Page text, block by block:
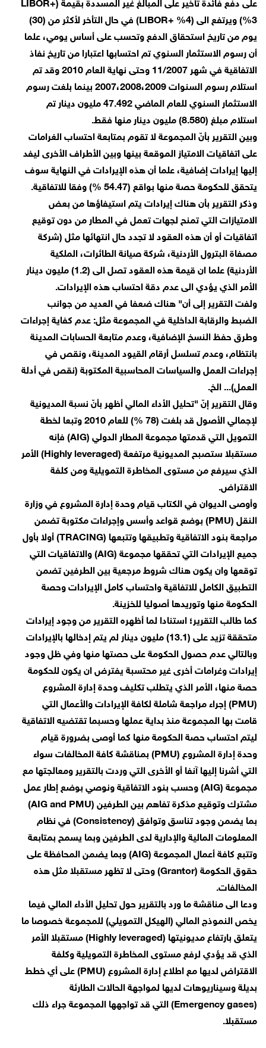
%3) ويرتفع الى (LIBOR+ %4) في حال التأخر لأكثر من (30)
يوم من تاريخ استحقاق الدفع وتحسب على أساس يومي، علما
أن رسوم الاستثمار السنوي تم احتسابها اعتبارا من تاريخ نفاذ
الاتفاقية في شهر 11/2007 وحتى نهاية العام 2010 وقد تم
استلام رسوم السنوات 2007،2008،2009 بينما بلغت رسوم
الاستثمار السنوي للعام الماضي 47.492 مليون دينار تم
استلام مبلغ (8.580) مليون دينار منها فقط.
وبين التقرير بأنّ المجموعة لا تقوم بمتابعة احتساب الغرامات
على اتفاقيات الامتياز الموقعة بينها وبين الأطراف الأخرى ليفد
إليها إيرادات إضافية، علما أن هذه الإيرادات في النهاية سوف
يتحقق للحكومة حصة منها بواقع (54.47 %) وفقا للاتفاقية.
وذكر التقرير بأن هناك إيرادات يتم استيفاؤها من بعض
الامتيازات التي تمنح لجهات تعمل في المطار من دون توقيع
اتفاقيات أو أن هذه العقود لا تجدد حال انتهائها مثل (شركة
مصفاة البترول الأردنية، شركة صيانة الطائرات، الملكية
الأردنية) علما ان قيمة هذه العقود تصل الى (1.2) مليون دينار
الأمر الذي يؤدي الى عدم دقة احتساب هذه الإيرادات.
ولفت التقرير إلى أن" هناك ضعفا في العديد من جوانب
الضبط والرقابة الداخلية في المجموعة مثل: عدم كفاية إجراءات
وطرق حفظ النسخ الإضافية، وعدم متابعة الحسابات المدينة
بانتظام، وعدم تسلسل أرقام القيود المدينة، ونقص في
إجراءات العمل والسياسات المحاسبية المكتوبة (نقص في أدلة
العمل)... الخ.
وقال التقرير إنّ "تحليل الأداء المالي أظهر بأنّ نسبة المديونية
لإجمالي الأصول قد بلغت (78 %) للعام 2010 وتبعا لخطة
التمويل التي قدمتها مجموعة المطار الدولي (AIG) فإنه
مستقبلا ستصبح المديونية مرتفعة (Highly leveraged) الأمر
الذي سيرفع من مستوى المخاطرة التمويلية ومن كلفة
الاقتراض.
وأوصى الديوان في الكتاب قيام وحدة إدارة المشروع في وزارة
النقل (PMU) بوضع قواعد وأسس وإجراءات مكتوبة تضمن
مراجعة بنود الاتفاقية وتطبيقها وتتبعها (TRACING) أولا بأول
جميع الإيرادات التي تحققها مجموعة (AIG) والاتفاقيات التي
توقعها وان يكون هناك شروط مرجعية بين الطرفين تضمن
التطبيق الكامل للاتفاقية واحتساب كامل الإيرادات وحصة
الحكومة منها وتوريدها أصوليا للخزينة.
كما طالب التقرير؛ استنادا لما أظهره التقرير من وجود إيرادات
متحققة تزيد على (13.1) مليون دينار لم يتم إدخالها بالإيرادات
وبالتالي عدم حصول الحكومة على حصتها منها وفي ظل وجود
إيرادات وغرامات أخرى غير محتسبة يفترض ان يكون للحكومة
حصة منها، الأمر الذي يتطلب تكليف وحدة إدارة المشروع
(PMU) إجراء مراجعة شاملة لكافة الإيرادات والأعمال التي
قامت بها المجموعة منذ بداية عملها وحسبما تقتضيه الاتفاقية
ليتم احتساب حصة الحكومة منها كما أوصى بضرورة قيام
وحدة إدارة المشروع (PMU) بمناقشة كافة المخالفات سواء
التي أشرنا إليها آنفا أو الأخرى التي وردت بالتقرير ومعالجتها مع
مجموعة (AIG) وحسب بنود الاتفاقية ونوصي بوضع إطار عمل
مشترك وتوقيع مذكرة تفاهم بين الطرفين (AIG and PMU)
بما يضمن وجود تناسق وتوافق (Consistency) في نظام
المعلومات المالية والإدارية لدى الطرفين وبما يسمح بمتابعة
وتتبع كافة أعمال المجموعة (AIG) وبما يضمن المحافظة على
حقوق الحكومة (Grantor) وحتى لا تظهر مستقبلا مثل هذه
المخالفات.
ودعا الى مناقشة ما ورد بالتقرير حول تحليل الأداء المالي فيما
يخص النموذج المالي (الهيكل التمويلي) للمجموعة خصوصا ما
يتعلق بارتفاع مديونيتها (Highly leveraged) مستقبلا الأمر
الذي قد يؤدي لرفع مستوى المخاطرة التمويلية وكلفة
الاقتراض لديها مع اطلاع إدارة المشروع (PMU) على أي خطط
بديلة وسيناريوهات لديها لمواجهة الحالات الطارئة
(Emergency gases) التي قد تواجهها المجموعة جراء ذلك
مستقبلا.